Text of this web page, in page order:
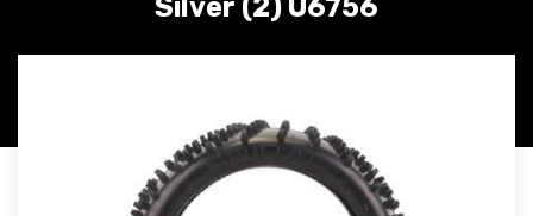
Silver (2) U6756